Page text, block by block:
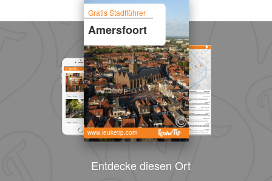
Gratis Stadtführer
Amersfoort
www.leuketip.com
Entdecke diesen Ort